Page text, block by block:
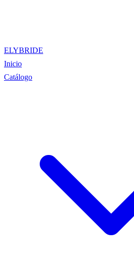
ELYBRIDE
Inicio
Catálogo